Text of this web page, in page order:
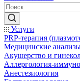
Услуги
PRP-терапия
Медицинские
Акушерство и
Аллергология-
Анестезиология